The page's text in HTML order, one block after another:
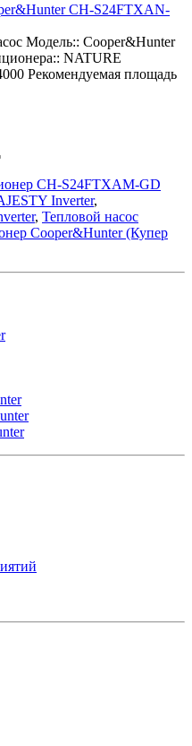
CH-S24FTXAN-
Модель:: Cooper&Hunter
NATURE
Рекомендуемая площадь
CH-S24FTXAM-GD
Inverter,
, Тепловой насос
Cooper&Hunter (Купер